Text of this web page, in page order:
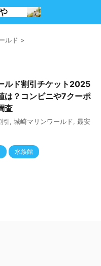
ルド >
ルド割引チケット2025
は？コンビニや7クーポ
査
引 城崎マリンワールド 最安
水族館